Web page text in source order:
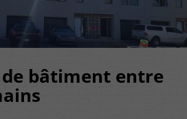
bâtiment entre